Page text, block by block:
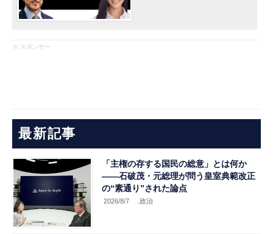
※ スポンサー
最新記事
「主権の存する国民の総意」とは何か
――石破茂・元総理が問う皇室典範改正
の“素通り”された論点
2026/8/7 .政治